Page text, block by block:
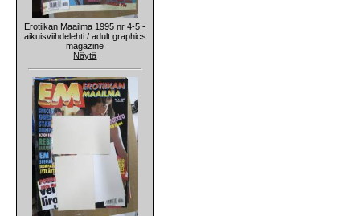
Erotiikan Maailma 1995 nr 4-5 -
aikuisviihdelehti / adult graphics
magazine
Näytä